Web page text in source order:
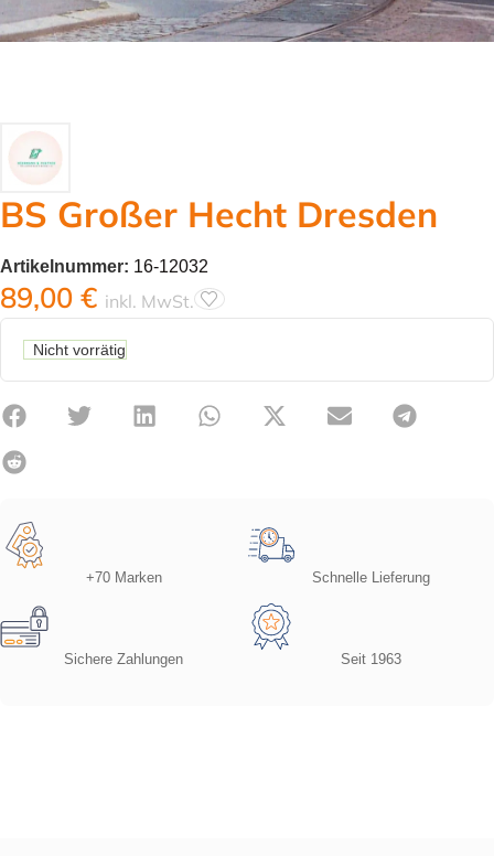
BS Großer Hecht Dresden
Artikelnummer: 16-12032
89,00 € inkl. MwSt.
Nicht vorrätig
+70 Marken Schnelle Lieferung
Sichere Zahlungen Seit 1963